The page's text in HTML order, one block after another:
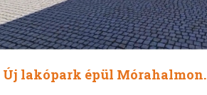
Új lakópark épül Mórahalmon.